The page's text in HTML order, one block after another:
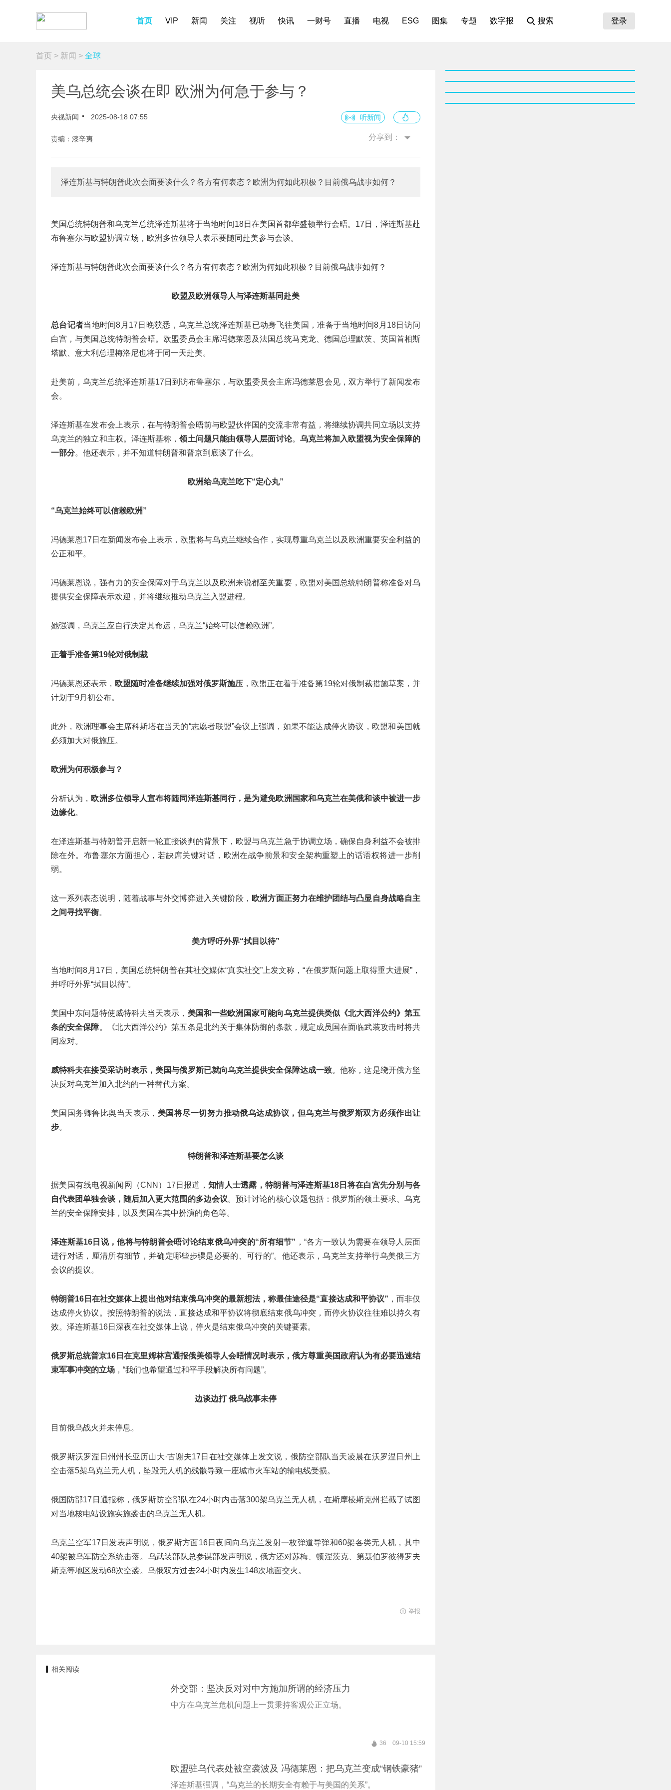
首页 VIP 新闻 关注 视听 快讯 一财号 直播 电视 ESG 图集 专题 数字报 搜索 登录
首页 > 新闻 > 全球
美乌总统会谈在即 欧洲为何急于参与？
央视新闻 2025-08-18 07:55 听新闻
责编：漆辛夷 分享到：
泽连斯基与特朗普此次会面要谈什么？各方有何表态？欧洲为何如此积极？目前俄乌战事如何？
美国总统特朗普和乌克兰总统泽连斯基将于当地时间18日在美国首都华盛顿举行会晤。17日，泽连斯基赴
布鲁塞尔与欧盟协调立场，欧洲多位领导人表示要随同赴美参与会谈。
泽连斯基与特朗普此次会面要谈什么？各方有何表态？欧洲为何如此积极？目前俄乌战事如何？
欧盟及欧洲领导人与泽连斯基同赴美
总台记者当地时间8月17日晚获悉，乌克兰总统泽连斯基已动身飞往美国，准备于当地时间8月18日访问
白宫，与美国总统特朗普会晤。欧盟委员会主席冯德莱恩及法国总统马克龙、德国总理默茨、英国首相斯
塔默、意大利总理梅洛尼也将于同一天赴美。
赴美前，乌克兰总统泽连斯基17日到访布鲁塞尔，与欧盟委员会主席冯德莱恩会见，双方举行了新闻发布
会。
泽连斯基在发布会上表示，在与特朗普会晤前与欧盟伙伴国的交流非常有益，将继续协调共同立场以支持
乌克兰的独立和主权。泽连斯基称，领土问题只能由领导人层面讨论。 乌克兰将加入欧盟视为安全保障的
一部分。他还表示，并不知道特朗普和普京到底谈了什么。
欧洲给乌克兰吃下“定心丸”
“乌克兰始终可以信赖欧洲”
冯德莱恩17日在新闻发布会上表示，欧盟将与乌克兰继续合作，实现尊重乌克兰以及欧洲重要安全利益的
公正和平。
冯德莱恩说，强有力的安全保障对于乌克兰以及欧洲来说都至关重要，欧盟对美国总统特朗普称准备对乌
提供安全保障表示欢迎，并将继续推动乌克兰入盟进程。
她强调，乌克兰应自行决定其命运，乌克兰“始终可以信赖欧洲”。
正着手准备第19轮对俄制裁
冯德莱恩还表示， 欧盟随时准备继续加强对俄罗斯施压 ，欧盟正在着手准备第19轮对俄制裁措施草案，并
计划于9月初公布。
此外，欧洲理事会主席科斯塔在当天的“志愿者联盟”会议上强调，如果不能达成停火协议，欧盟和美国就
必须加大对俄施压。
欧洲为何积极参与？
分析认为， 欧洲多位领导人宣布将随同泽连斯基同行，是为避免欧洲国家和乌克兰在美俄和谈中被进一步
边缘化。
在泽连斯基与特朗普开启新一轮直接谈判的背景下，欧盟与乌克兰急于协调立场，确保自身利益不会被排
除在外。布鲁塞尔方面担心，若缺席关键对话，欧洲在战争前景和安全架构重塑上的话语权将进一步削
弱。
这一系列表态说明，随着战事与外交博弈进入关键阶段， 欧洲方面正努力在维护团结与凸显自身战略自主
之间寻找平衡。
美方呼吁外界“拭目以待”
当地时间8月17日，美国总统特朗普在其社交媒体“真实社交”上发文称，“在俄罗斯问题上取得重大进展”，
并呼吁外界“拭目以待”。
美国中东问题特使威特科夫当天表示， 美国和一些欧洲国家可能向乌克兰提供类似《北大西洋公约》第五
条的安全保障。《北大西洋公约》第五条是北约关于集体防御的条款，规定成员国在面临武装攻击时将共
同应对。
威特科夫在接受采访时表示，美国与俄罗斯已就向乌克兰提供安全保障达成一致。他称，这是绕开俄方坚
决反对乌克兰加入北约的一种替代方案。
美国国务卿鲁比奥当天表示， 美国将尽一切努力推动俄乌达成协议，但乌克兰与俄罗斯双方必须作出让
步。
特朗普和泽连斯基要怎么谈
据美国有线电视新闻网（CNN）17日报道，知情人士透露，特朗普与泽连斯基18日将在白宫先分别与各
自代表团单独会谈，随后加入更大范围的多边会议。预计讨论的核心议题包括：俄罗斯的领土要求、乌克
兰的安全保障安排，以及美国在其中扮演的角色等。
泽连斯基16日说，他将与特朗普会晤讨论结束俄乌冲突的“所有细节” ，“各方一致认为需要在领导人层面
进行对话，厘清所有细节，并确定哪些步骤是必要的、可行的”。他还表示，乌克兰支持举行乌美俄三方
会议的提议。
特朗普16日在社交媒体上提出他对结束俄乌冲突的最新想法，称最佳途径是“直接达成和平协议” ，而非仅
达成停火协议。按照特朗普的说法，直接达成和平协议将彻底结束俄乌冲突，而停火协议往往难以持久有
效。泽连斯基16日深夜在社交媒体上说，停火是结束俄乌冲突的关键要素。
俄罗斯总统普京16日在克里姆林宫通报俄美领导人会晤情况时表示，俄方尊重美国政府认为有必要迅速结
束军事冲突的立场 ，“我们也希望通过和平手段解决所有问题”。
边谈边打 俄乌战事未停
目前俄乌战火并未停息。
俄罗斯沃罗涅日州州长亚历山大·古谢夫17日在社交媒体上发文说，俄防空部队当天凌晨在沃罗涅日州上
空击落5架乌克兰无人机，坠毁无人机的残骸导致一座城市火车站的输电线受损。
俄国防部17日通报称，俄罗斯防空部队在24小时内击落300架乌克兰无人机，在斯摩棱斯克州拦截了试图
对当地核电站设施实施袭击的乌克兰无人机。
乌克兰空军17日发表声明说，俄罗斯方面16日夜间向乌克兰发射一枚弹道导弹和60架各类无人机，其中
40架被乌军防空系统击落。乌武装部队总参谋部发声明说，俄方还对苏梅、顿涅茨克、第聂伯罗彼得罗夫
斯克等地区发动68次空袭。乌俄双方过去24小时内发生148次地面交火。
举报
相关阅读
外交部：坚决反对对中方施加所谓的经济压力
中方在乌克兰危机问题上一贯秉持客观公正立场。
36 09-10 15:59
欧盟驻乌代表处被空袭波及 冯德莱恩：把乌克兰变成“钢铁豪猪”
泽连斯基强调，“乌克兰的长期安全有赖于与美国的关系”。